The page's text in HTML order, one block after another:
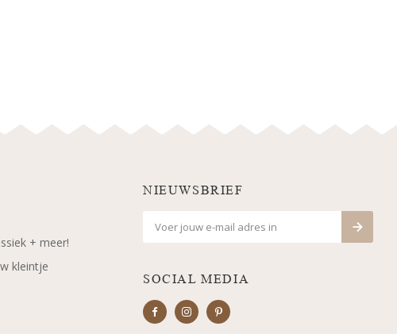
+ meer!
kleintje
NIEUWSBRIEF
SOCIAL MEDIA